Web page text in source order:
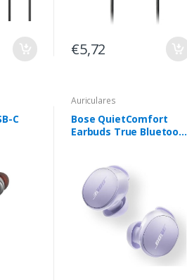
€5,72
C
Auriculares
Bose QuietComfort
Earbuds True Bluetooth